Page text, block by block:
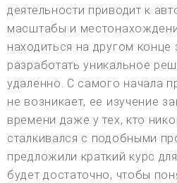
деятельности приводит к
масштабы и
находиться на другом
разработать уникальное
удаленно. С самого начала
не возникает, ее изучение
времени даже у тех, кто
сталкивался с подобными
предложили краткий курс
будет достаточно, чтобы